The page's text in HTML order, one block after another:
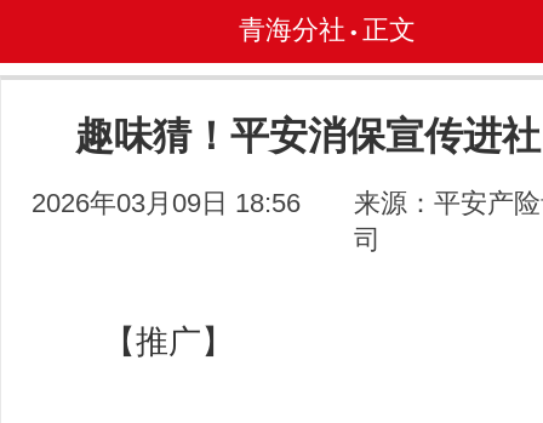
青海分社 • 正文
趣味猜！平安消保宣传进
2026年03月09日 18:56
来源：平安产
司
【推广】